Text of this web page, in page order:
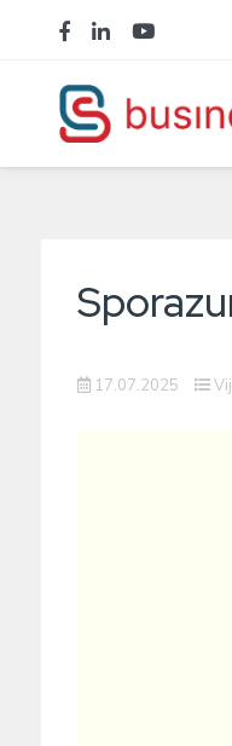
17.07.2025